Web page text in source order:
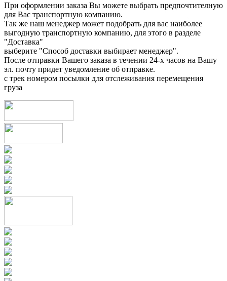
При оформлении заказа Вы можете выбрать предпочтителную
для Вас транспортную компанию.
Так же наш менеджер может подобрать для вас наиболее
выгодную транспортную компанию, для этого в разделе
"Доставка"
выберите "Способ доставки выбирает менеджер".
После отправки Вашего заказа в течении 24-х часов на Вашу
эл. почту придет уведомление об отправке.
с трек номером посылки для отслеживания перемещения
груза